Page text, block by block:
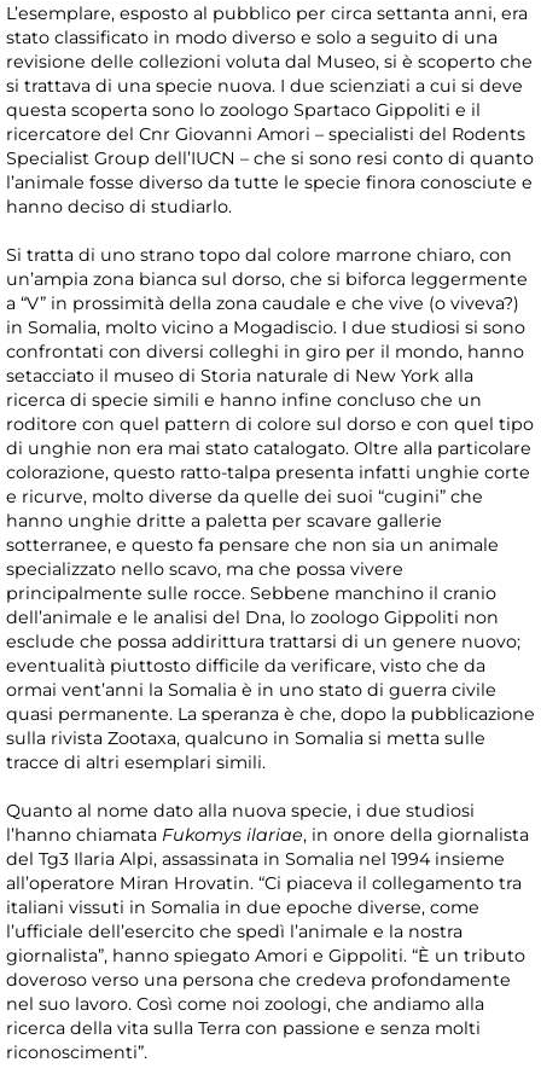
L’esemplare, esposto al pubblico per circa settanta anni, era
stato classificato in modo diverso e solo a seguito di una
revisione delle collezioni voluta dal Museo, si è scoperto che
si trattava di una specie nuova. I due scienziati a cui si deve
questa scoperta sono lo zoologo Spartaco Gippoliti e il
ricercatore del Cnr Giovanni Amori – specialisti del Rodents
Specialist Group dell’IUCN – che si sono resi conto di quanto
l’animale fosse diverso da tutte le specie finora conosciute e
hanno deciso di studiarlo.
Si tratta di uno strano topo dal colore marrone chiaro, con
un’ampia zona bianca sul dorso, che si biforca leggermente
a “V” in prossimità della zona caudale e che vive (o viveva?)
in Somalia, molto vicino a Mogadiscio. I due studiosi si sono
confrontati con diversi colleghi in giro per il mondo, hanno
setacciato il museo di Storia naturale di New York alla
ricerca di specie simili e hanno infine concluso che un
roditore con quel pattern di colore sul dorso e con quel tipo
di unghie non era mai stato catalogato. Oltre alla particolare
colorazione, questo ratto-talpa presenta infatti unghie corte
e ricurve, molto diverse da quelle dei suoi “cugini” che
hanno unghie dritte a paletta per scavare gallerie
sotterranee, e questo fa pensare che non sia un animale
specializzato nello scavo, ma che possa vivere
principalmente sulle rocce. Sebbene manchino il cranio
dell’animale e le analisi del Dna, lo zoologo Gippoliti non
esclude che possa addirittura trattarsi di un genere nuovo;
eventualità piuttosto difficile da verificare, visto che da
ormai vent’anni la Somalia è in uno stato di guerra civile
quasi permanente. La speranza è che, dopo la pubblicazione
sulla rivista Zootaxa, qualcuno in Somalia si metta sulle
tracce di altri esemplari simili.
Quanto al nome dato alla nuova specie, i due studiosi
l’hanno chiamata Fukomys ilariae, in onore della giornalista
del Tg3 Ilaria Alpi, assassinata in Somalia nel 1994 insieme
all’operatore Miran Hrovatin. “Ci piaceva il collegamento tra
italiani vissuti in Somalia in due epoche diverse, come
l’ufficiale dell’esercito che spedì l’animale e la nostra
giornalista”, hanno spiegato Amori e Gippoliti. “È un tributo
doveroso verso una persona che credeva profondamente
nel suo lavoro. Così come noi zoologi, che andiamo alla
ricerca della vita sulla Terra con passione e senza molti
riconoscimenti”.